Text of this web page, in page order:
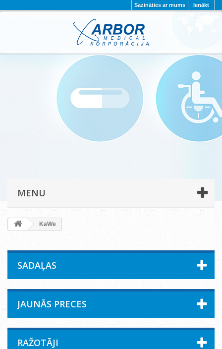
Ienākt
Sazināties ar mums
PAR MUMS PROJEKTI
KONTAKTI
PRIVĀTUMA POLITIKA
MENU
KaWe
SADAĻAS
JAUNĀS PRECES
RAŽOTĀJI